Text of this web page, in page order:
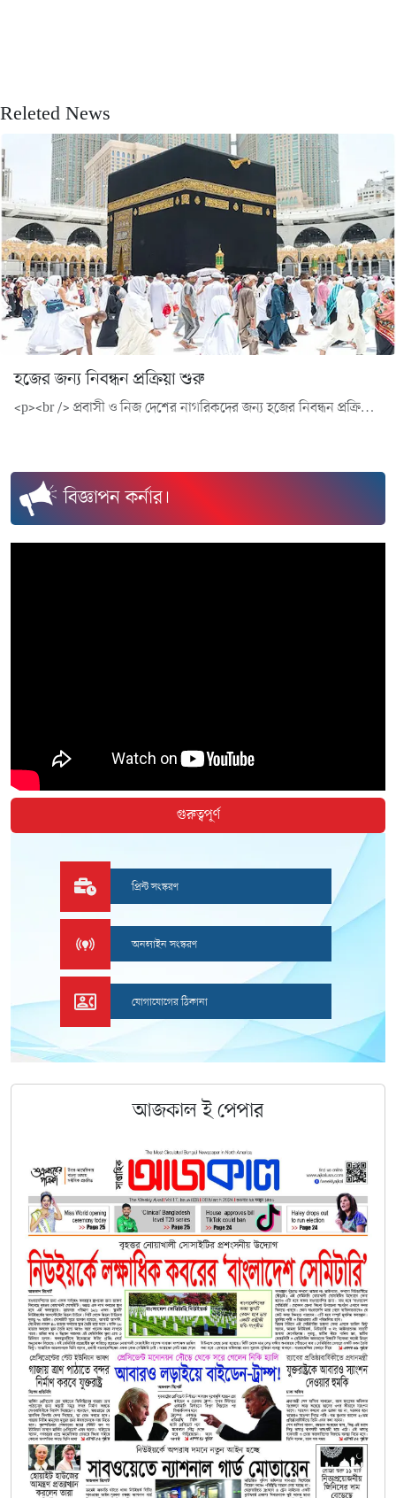
Releted News
হজের জন্য নিবন্ধন প্রক্রিয়া শুরু
<p><br /> প্রবাসী ও নিজ দেশের নাগরিকদের জন্য হজের নিবন্ধন প্রক্রিয়া শুরু করেছে সৌদি আরব। অভ্যন্তরঢু হাজি, নাগরিক এবং প্রবাসীদের জন্য দেশটির হজ ও উমরাহ মন্ত্রণালয় ইলেকট্রনিক পদ্ধতি ব্যবহার করছে। রোববার (১১ ফেব্রুয়ারি) থেকে এ প্রক্রিয়া শুরু হয়েছে। খবর গালফ নিউজের।</p>
বিজ্ঞাপন কর্নার।
গুরুত্বপূর্ণ
প্রিন্ট সংস্করণ
অনলাইন সংস্করণ
যোগাযোগের ঠিকানা
আজকালইপেপার